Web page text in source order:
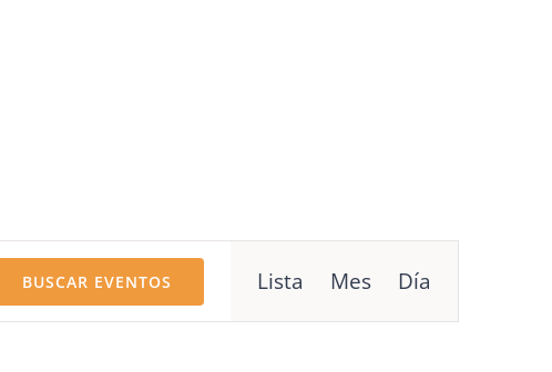
BUSCAR EVENTOS
de
vistas
Lista Mes Día